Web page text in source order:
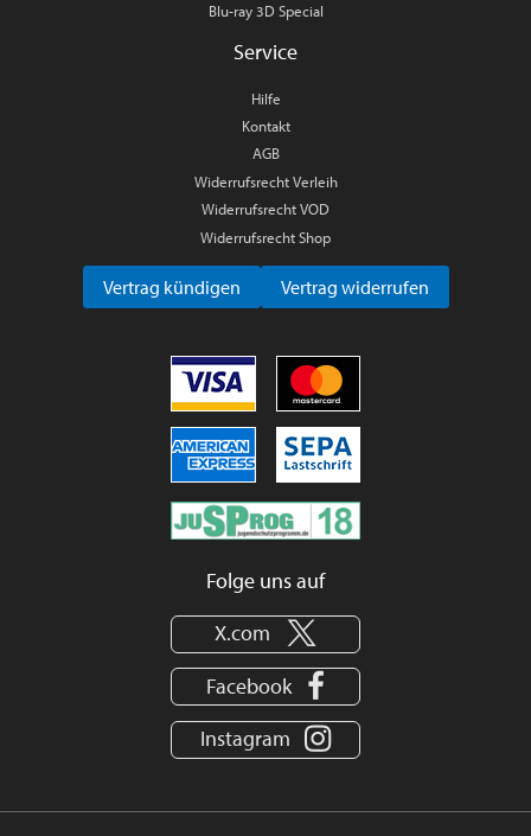
Blu-ray 3D Special
Service
Hilfe
Kontakt
AGB
Widerrufsrecht Verleih
Widerrufsrecht VOD
Widerrufsrecht Shop
Vertrag kündigen Vertrag widerrufen
Folge uns auf
X.com
Facebook
Instagram